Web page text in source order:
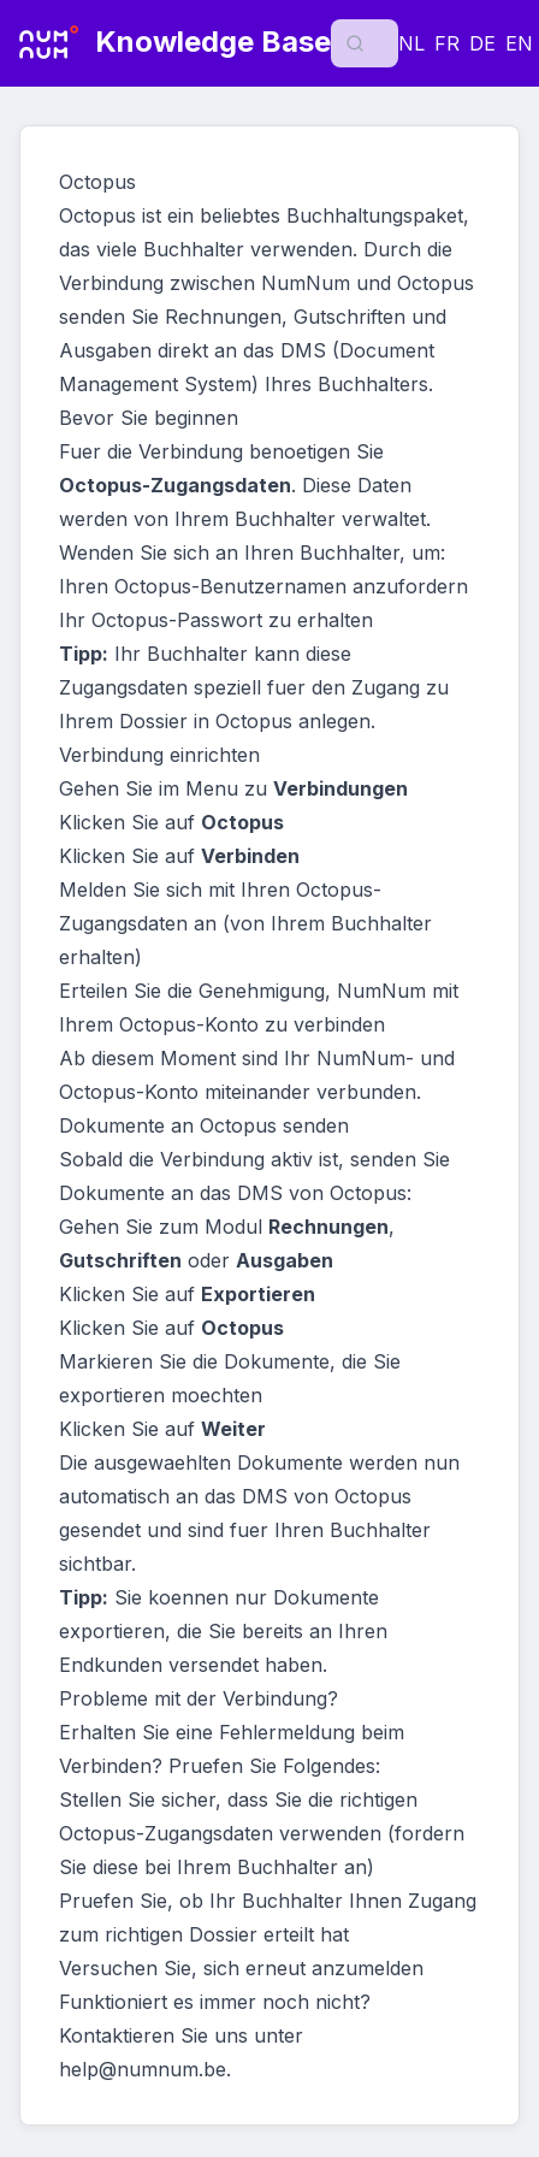
Knowledge Base NL FR DE EN
Octopus
Octopus ist ein beliebtes Buchhaltungspaket,
das viele Buchhalter verwenden. Durch die
Verbindung zwischen NumNum und Octopus
senden Sie Rechnungen, Gutschriften und
Ausgaben direkt an das DMS (Document
Management System) Ihres Buchhalters.
Bevor Sie beginnen
Fuer die Verbindung benoetigen Sie
Octopus-Zugangsdaten. Diese Daten
werden von Ihrem Buchhalter verwaltet.
Wenden Sie sich an Ihren Buchhalter, um:
Ihren Octopus-Benutzernamen anzufordern
Ihr Octopus-Passwort zu erhalten
Tipp: Ihr Buchhalter kann diese
Zugangsdaten speziell fuer den Zugang zu
Ihrem Dossier in Octopus anlegen.
Verbindung einrichten
Gehen Sie im Menu zu Verbindungen
Klicken Sie auf Octopus
Klicken Sie auf Verbinden
Melden Sie sich mit Ihren Octopus-
Zugangsdaten an (von Ihrem Buchhalter
erhalten)
Erteilen Sie die Genehmigung, NumNum mit
Ihrem Octopus-Konto zu verbinden
Ab diesem Moment sind Ihr NumNum- und
Octopus-Konto miteinander verbunden.
Dokumente an Octopus senden
Sobald die Verbindung aktiv ist, senden Sie
Dokumente an das DMS von Octopus:
Gehen Sie zum Modul Rechnungen,
Gutschriften oder Ausgaben
Klicken Sie auf Exportieren
Klicken Sie auf Octopus
Markieren Sie die Dokumente, die Sie
exportieren moechten
Klicken Sie auf Weiter
Die ausgewaehlten Dokumente werden nun
automatisch an das DMS von Octopus
gesendet und sind fuer Ihren Buchhalter
sichtbar.
Tipp: Sie koennen nur Dokumente
exportieren, die Sie bereits an Ihren
Endkunden versendet haben.
Probleme mit der Verbindung?
Erhalten Sie eine Fehlermeldung beim
Verbinden? Pruefen Sie Folgendes:
Stellen Sie sicher, dass Sie die richtigen
Octopus-Zugangsdaten verwenden (fordern
Sie diese bei Ihrem Buchhalter an)
Pruefen Sie, ob Ihr Buchhalter Ihnen Zugang
zum richtigen Dossier erteilt hat
Versuchen Sie, sich erneut anzumelden
Funktioniert es immer noch nicht?
Kontaktieren Sie uns unter
help@numnum.be.